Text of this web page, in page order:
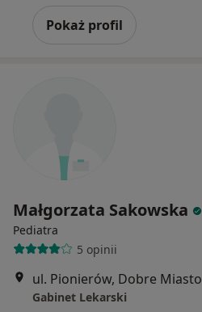
Pokaż profil
Małgorzata Sakowska
Pediatra
5 opinii
ul. Pionierów, Dobre Miasto
Gabinet Lekarski